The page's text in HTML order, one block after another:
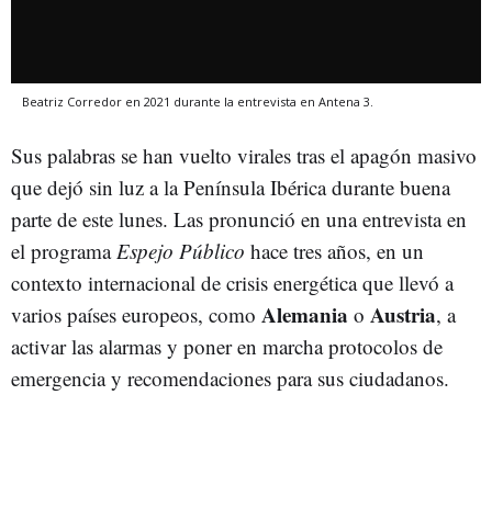
Beatriz Corredor en 2021 durante la entrevista en Antena 3.
Sus palabras se han vuelto virales tras el apagón masivo
que dejó sin luz a la Península Ibérica durante buena
parte de este lunes. Las pronunció en una entrevista en
el programaEspejo Público hace tres años, en un
contexto internacional de crisis energética que llevó a
varios países europeos, como Alemania o Austria, a
activar las alarmas y poner en marcha protocolos de
emergencia y recomendaciones para sus ciudadanos.